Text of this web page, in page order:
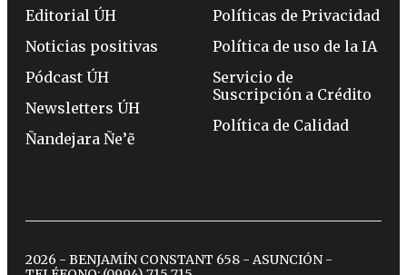
Editorial ÚH
Noticias positivas
Pódcast ÚH
Newsletters ÚH
Ñandejara Ñe’ẽ
Políticas de Privacidad
Política de uso de la IA
Servicio de
Suscripción a Crédito
Política de Calidad
2026 - BENJAMÍN CONSTANT 658 - ASUNCIÓN -